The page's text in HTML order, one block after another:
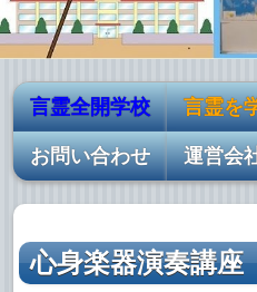
言霊全開学校 言霊を
お問い合わせ 運営会
心身楽器演奏講座